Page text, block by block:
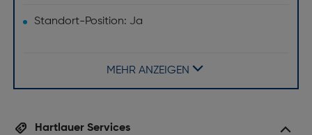
Standort-Position: Ja
Netzwerk
MEHR ANZEIGEN
Hartlauer Services